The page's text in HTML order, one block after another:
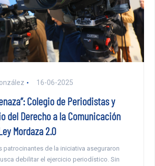
16-06-2025
Colegio de Periodistas y
del Derecho a la Comunicación
Mordaza 2.0
patrocinantes de la iniciativa aseguraron
debilitar el ejercicio periodístico. Sin